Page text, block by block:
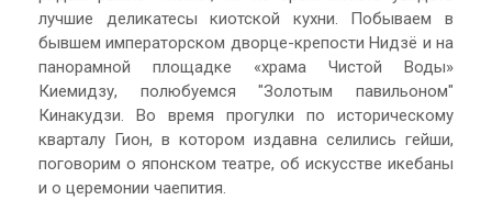
лучшие деликатесы киотской кухни. Побываем в
бывшем императорском дворце-крепости Нидзё и на
панорамной площадке «храма Чистой Воды»
Киемидзу, полюбуемся "Золотым павильоном"
Кинакудзи. Во время прогулки по историческому
кварталу Гион, в котором издавна селились гейши,
поговорим о японском театре, об искусстве икебаны
и о церемонии чаепития.